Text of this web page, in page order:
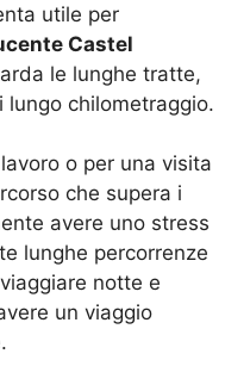
utile per
Castel
le lunghe tratte,
chilometraggio.
o per una visita
che supera i
avere uno stress
lunghe percorrenze
notte e
un viaggio